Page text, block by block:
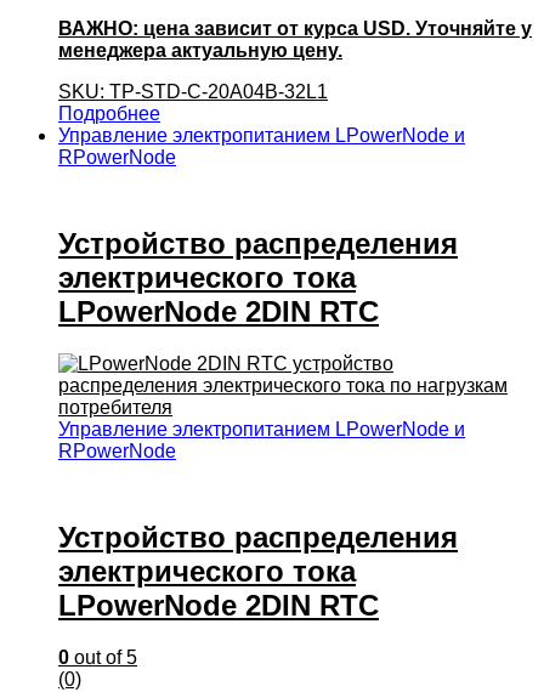
ВАЖНО: цена зависит от курса USD. Уточняйте у
менеджера актуальную цену.
SKU: TP-STD-C-20A04B-32L1
Подробнее
Управление электропитанием LPowerNode и
RPowerNode
Устройство распределения
электрического тока
LPowerNode 2DIN RTC
Управление электропитанием LPowerNode и
RPowerNode
Устройство распределения
электрического тока
LPowerNode 2DIN RTC
0 out of 5
(0)